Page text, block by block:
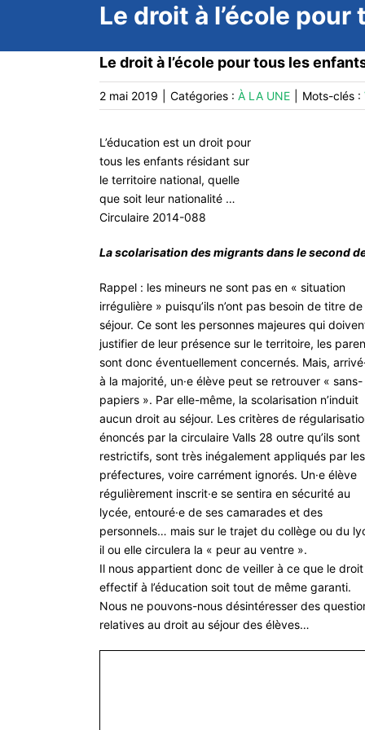
Le droit à l’école
Le droit à l’école pour tous les
2 mai 2019 Catégories : À LA UNE Mots-clés :
L’éducation est un droit pour
tous les enfants résidant sur
le territoire national, quelle
que soit leur nationalité …
Circulaire 2014-088
La scolarisation des migrants dans le second
Rappel : les mineurs ne sont pas en « situation
irrégulière » puisqu’ils n’ont pas besoin de titre de
séjour. Ce sont les personnes majeures qui
justifier de leur présence sur le territoire, les
sont donc éventuellement concernés. Mais,
à la majorité, un·e élève peut se retrouver « sans-
papiers ». Par elle-même, la scolarisation n’induit
aucun droit au séjour. Les critères de
énoncés par la circulaire Valls 28 outre qu’ils sont
restrictifs, sont très inégalement appliqués par les
préfectures, voire carrément ignorés. Un·e élève
régulièrement inscrit·e se sentira en sécurité au
lycée, entouré·e de ses camarades et des
personnels… mais sur le trajet du collège ou du
il ou elle circulera la « peur au ventre ».
Il nous appartient donc de veiller à ce que le droit
effectif à l’éducation soit tout de même garanti.
Nous ne pouvons-nous désintéresser des
relatives au droit au séjour des élèves…